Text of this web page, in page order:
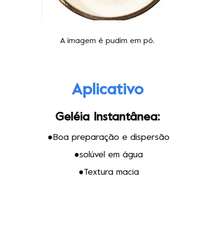
A imagem é pudim em pó.
Aplicativo
Geléia Instantânea:
●Boa preparação e dispersão
●solúvel em água
●Textura macia